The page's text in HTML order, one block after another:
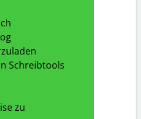
Schreibtools
zu